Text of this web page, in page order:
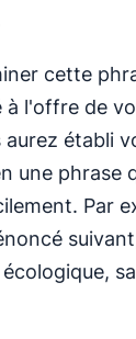
cette
l'offre de
aurez établi
une phrase
Par